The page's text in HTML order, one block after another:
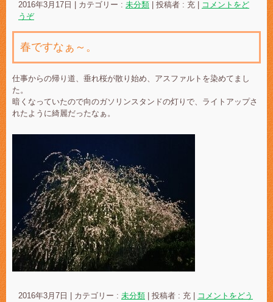
2016年3月17日 カテゴリー : 未分類 投稿者 : 充
コメントをど
うぞ
春ですなぁ～。
仕事からの帰り道、垂れ桜が散り始め、アスファルトを染めてまし
た。
暗くなっていたので向のガソリンスタンドの灯りで、ライトアップさ
れたように綺麗だったなぁ。
2016年3月7日 カテゴリー : 未分類 投稿者 : 充
コメントをどう